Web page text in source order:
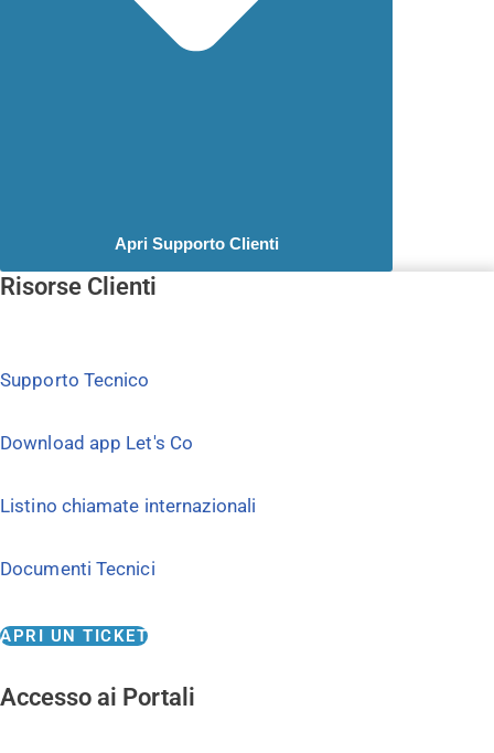
Apri Supporto Clienti
Risorse Clienti
Supporto Tecnico
Download app Let's Co
Listino chiamate internazionali
Documenti Tecnici
APRI UN TICKET
Accesso ai Portali